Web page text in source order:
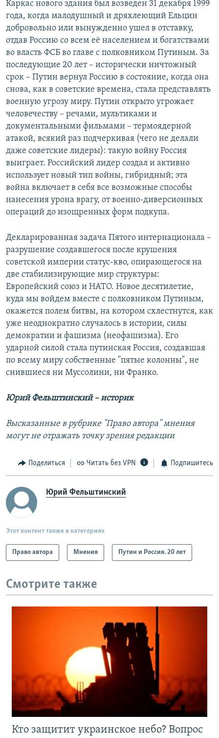
Каркас нового здания был возведен 31 декабря 1999
года, когда малодушный и дряхлеющий Ельцин
добровольно или вынужденно ушел в отставку,
отдав Россию со всем её населением и богатствами
во власть ФСБ во главе с полковником Путиным. За
последующие 20 лет – исторически ничтожный
срок – Путин вернул Россию в состояние, когда она
снова, как в советские времена, стала представлять
военную угрозу миру. Путин открыто угрожает
человечеству – речами, мультиками и
документальными фильмами – термоядерной
атакой, всякий раз подчеркивая (чего не делали
даже советские лидеры): такую войну Россия
выиграет. Российский лидер создал и активно
использует новый тип войны, гибридный; эта
война включает в себя все возможные способы
нанесения урона врагу, от военно-диверсионных
операций до изощренных форм подкупа.
Декларированная задача Пятого интернационала –
разрушение создавшегося после крушения
советской империи статус-кво, опирающегося на
две стабилизирующие мир структуры:
Европейский союз и НАТО. Новое десятилетие,
куда мы войдем вместе с полковником Путиным,
окажется полем битвы, на котором схлестнутся, как
уже неоднократно случалось в истории, силы
демократии и фашизма (неофашизма). Его
ударной силой стала путинская Россия, создавшая
по всему миру собственные "пятые колонны", не
снившиеся ни Муссолини, ни Франко.
Юрий Фельштинский – историк
Высказанные в рубрике "Право автора" мнения
могут не отражать точку зрения редакции
Поделиться Читать без VPN Подпишитесь
Юрий Фельштинский
Этот контент также в категориях
Право автора Мнения Путин и Россия. 20 лет
Смотрите также
Кто защитит украинское небо? Вопрос